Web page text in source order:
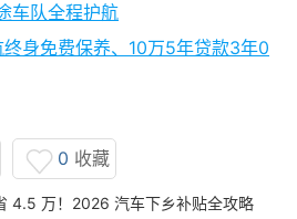
车队全程护航
身免费保养、10万5年贷款3年0
0 收藏
4.5 万！2026 汽车下乡补贴全攻略